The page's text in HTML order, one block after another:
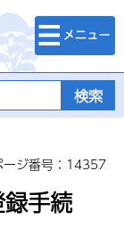
検索・メニュ
ー
ージ番号：14357
手続